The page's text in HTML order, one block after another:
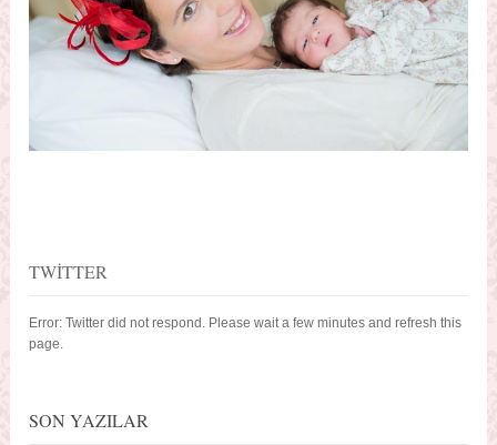
TWITTER
Error: Twitter did not respond. Please wait a few minutes and refresh this
page.
SON YAZILAR